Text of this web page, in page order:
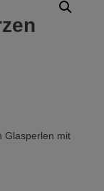
Glasperlen mit